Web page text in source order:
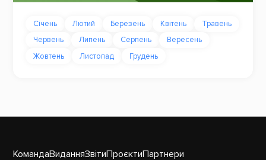
Січень Лютий Березень Квітень
Травень
Червень
Липень Серпень
Вересень
Жовтень
Листопад Грудень
КомандаВиданняЗвітиПроєктиПартнери